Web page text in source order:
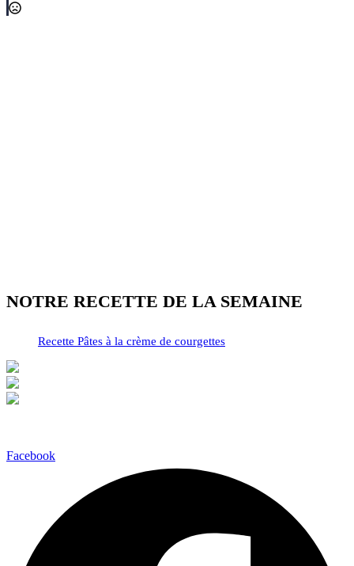
NOTRE RECETTE DE LA SEMAINE
Recette Pâtes à la crème de courgettes
Facebook